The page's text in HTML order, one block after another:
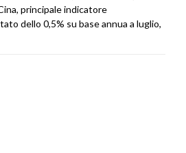
principale indicatore
dello 0,5% su base annua a luglio,